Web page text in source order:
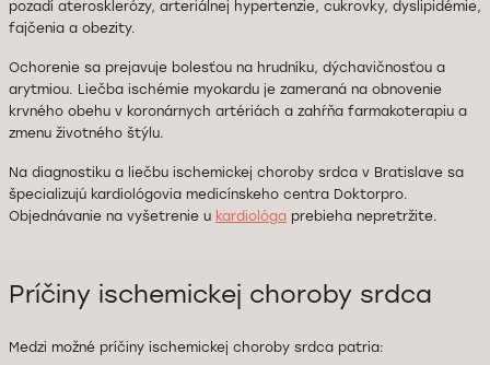
pozadí aterosklerózy, arteriálnej hypertenzie, cukrovky, dyslipidémie,
fajčenia a obezity.
Ochorenie sa prejavuje bolesťou na hrudníku, dýchavičnosťou a
arytmiou. Liečba ischémie myokardu je zameraná na obnovenie
krvného obehu v koronárnych artériách a zahŕňa farmakoterapiu a
zmenu životného štýlu.
Na diagnostiku a liečbu ischemickej choroby srdca v Bratislave sa
špecializujú kardiológovia medicínskeho centra Doktorpro.
Objednávanie na vyšetrenie u kardiológa prebieha nepretržite.
Príčiny ischemickej choroby srdca
Medzi možné príčiny ischemickej choroby srdca patria: